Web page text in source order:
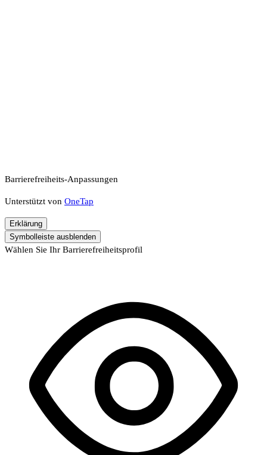
Barrierefreiheits-Anpassungen
Unterstützt von OneTap
Erklärung
Symbolleiste ausblenden
Wählen Sie Ihr Barrierefreiheitsprofil